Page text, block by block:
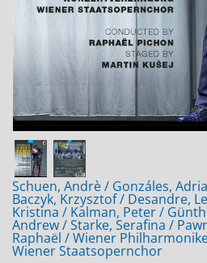
Schuen, Andrè / Gonzáles,
Baczyk, Krzysztof / Desandre,
Kristina / Kalman, Peter /
Andrew / Starke, Serafina /
Raphaël / Wiener
Wiener Staatsopernchor